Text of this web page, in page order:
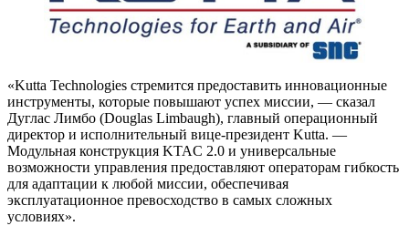
«Kutta Technologies стремится предоставить инновационные
инструменты, которые повышают успех миссии, — сказал
Дуглас Лимбо (Douglas Limbaugh), главный операционный
директор и исполнительный вице-президент Kutta. —
Модульная конструкция KTAC 2.0 и универсальные
возможности управления предоставляют операторам гибкость
для адаптации к любой миссии, обеспечивая
эксплуатационное превосходство в самых сложных
условиях».